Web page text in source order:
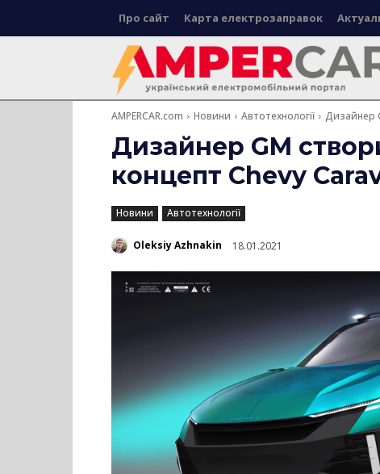
Про сайт Карта електрозаправок
AMPERCAR.com Новини Автотехнології Дизайнер
Дизайнер GM
концепт Chevy
Новини Автотехнології
Oleksiy Azhnakin 18.01.2021